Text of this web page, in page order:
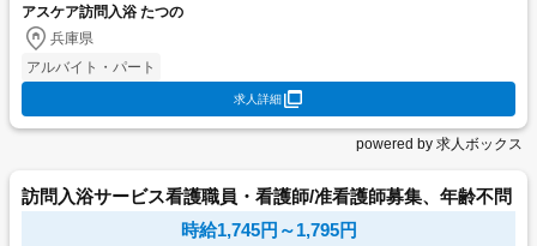
利用者様のバイタルを測定し...
アスケア訪問入浴 たつの
兵庫県
アルバイト・パート
求人詳細
powered by 求人ボックス
訪問入浴サービス看護職員・看護師/准看護師募集、年齢不問
時給1,745円～1,795円